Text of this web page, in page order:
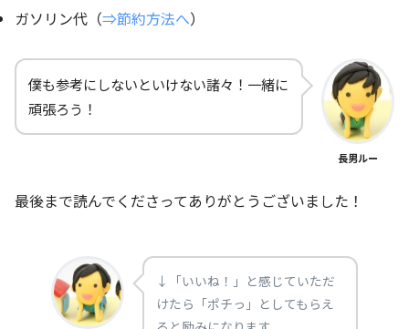
ガソリン代（⇒節約方法へ）
僕も参考にしないといけない諸々！一緒に
頑張ろう！
長男ルー
最後まで読んでくださってありがとうございました！
↓「いいね！」と感じていただ
けたら「ポチっ」としてもらえ